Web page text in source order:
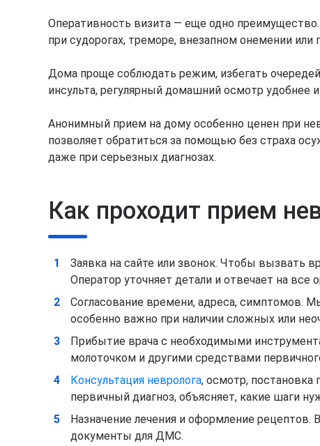
Оперативность визита — еще одно
при судорогах, треморе, внезапном онемении
Дома проще соблюдать режим, избегать
инсульта, регулярный домашний осмотр
Анонимный прием на дому особенно ценен при
позволяет обратиться за помощью без страха
даже при серьезных диагнозах.
Как проходит прием
Заявка на сайте или звонок. Чтобы вызвать
Оператор уточняет детали и отвечает на все
Согласование времени, адреса, симптомов.
особенно важно при наличии сложных или
Прибытие врача с необходимыми
молоточком и другими средствами
Консультация невролога, осмотр, постановка
первичный диагноз, объясняет, какие шаги
Назначение лечения и оформление
документы для ДМС.